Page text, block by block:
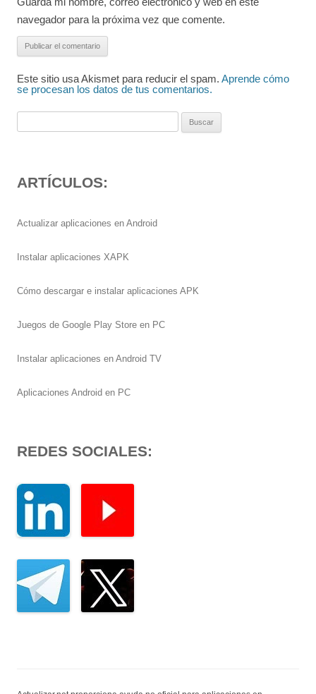
navegador para la próxima vez que comente.
Este sitio usa Akismet para reducir el spam. Aprende cómo
se procesan los datos de tus comentarios.
ARTÍCULOS:
Actualizar aplicaciones en Android
Instalar aplicaciones XAPK
Cómo descargar e instalar aplicaciones APK
Juegos de Google Play Store en PC
Instalar aplicaciones en Android TV
Aplicaciones Android en PC
REDES SOCIALES: